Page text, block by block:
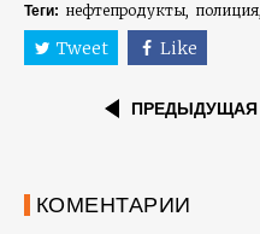
Теги: нефтепродукты полиция
Tweet Like
ПРЕДЫДУЩАЯ
КОМЕНТАРИИ